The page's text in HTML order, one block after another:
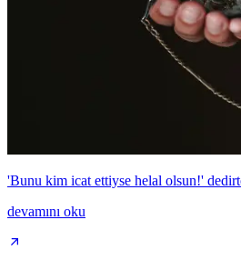
'Bunu kim icat ettiyse helal olsun!'
devamını oku